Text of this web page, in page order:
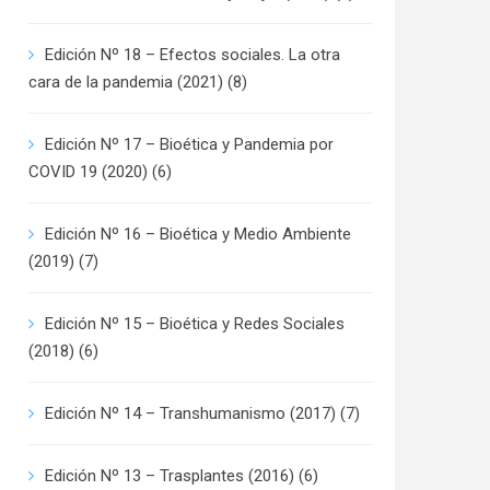
Edición Nº 18 – Efectos sociales. La otra
cara de la pandemia (2021) (8)
Edición Nº 17 – Bioética y Pandemia por
COVID 19 (2020) (6)
Edición Nº 16 – Bioética y Medio Ambiente
(2019) (7)
Edición Nº 15 – Bioética y Redes Sociales
(2018) (6)
Edición Nº 14 – Transhumanismo (2017) (7)
Edición Nº 13 – Trasplantes (2016) (6)